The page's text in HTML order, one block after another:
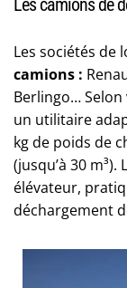
Les camions de
Les sociétés de
camions :
Berlingo…
un utilitaire
kg de poids de
(jusqu’à 30
élévateur,
déchargement